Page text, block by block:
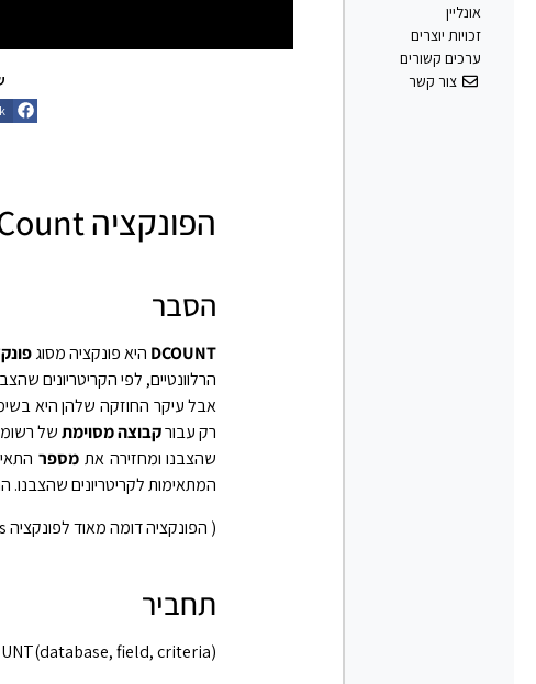
אונליין
זכויות יוצרים
ערכים קשורים
צור קשר
הפונקציה DCount באקסל
הסבר
DCOUNT היא פונקציה מסוג
הרלוונטיים, לפי הקריטריונים
אבל עיקר החוזקה שלהן היא
רק עבורקבוצה מסוימתשל
שהצבנו ומחזירה אתמספר
המתאימות לקריטריונים שהצבנו.
( הפונקציה דומה מאוד לפונקציה Countifs )
תחביר
field, criteria)‎